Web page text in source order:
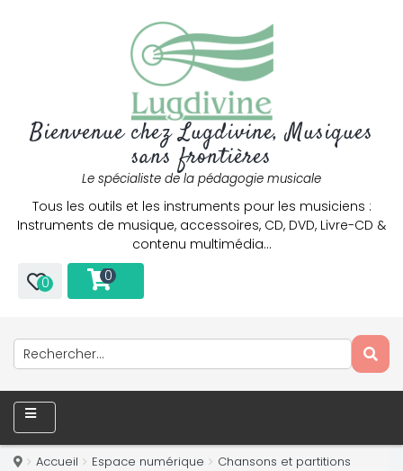
Bienvenue chez Lugdivine, Musiques
sans frontières
Le spécialiste de la pédagogie musicale
Tous les outils et les instruments pour les musiciens :
Instruments de musique, accessoires, CD, DVD, Livre-CD &
contenu multimédia…
0 0
Accueil Espace numérique
Chansons et partitions
Only play at
amount on your credits!